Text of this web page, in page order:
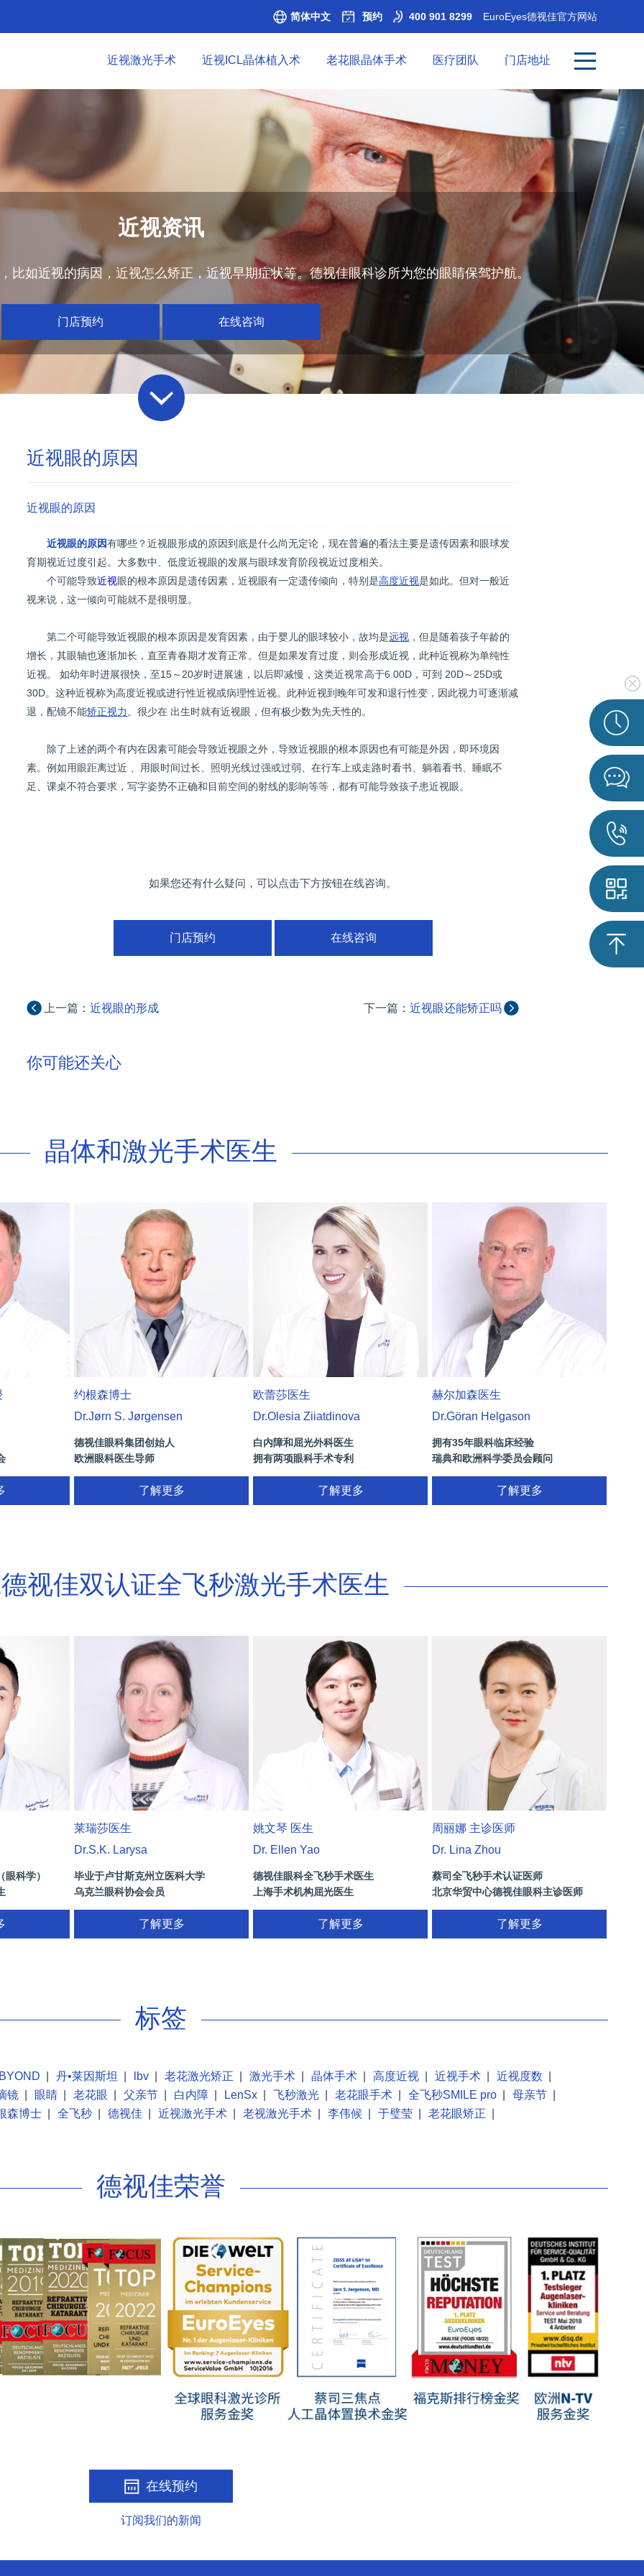
预约 400 901 8299 EuroEyes德视佳官方网站
简体中文
近视激光手术 近视ICL晶体植入术 老花眼晶体手术 医疗团队 门店地址
近视资讯
比如近视的病因，近视怎么矫正，近视早期症状等。德视佳眼科诊所为您的眼睛保驾护航。
门店预约 在线咨询
近视眼的原因
近视眼的原因
近视眼的原因有哪些？近视眼形成的原因到底是什么尚无定论，现在普遍的看法主要是遗传因素和眼球发
育期视近过度引起。大多数中、低度近视眼的发展与眼球发育阶段视近过度相关。
个可能导致近视眼的根本原因是遗传因素，近视眼有一定遗传倾向，特别是高度近视是如此。但对一般近
视来说，这一倾向可能就不是很明显。
第二个可能导致近视眼的根本原因是发育因素，由于婴儿的眼球较小，故均是远视 ，但是随着孩子年龄的
增长，其眼轴也逐渐加长，直至青春期才发育正常。但是如果发育过度，则会形成近视，此种近视称为单纯性
近视。 如幼年时进展很快，至15～20岁时进展速，以后即减慢，这类近视常高于6.00D，可到 20D～25D或
30D。这种近视称为高度近视或进行性近视或病理性近视。此种近视到晚年可发和退行性变，因此视力可逐渐减
退，配镜不能矫正视力 。很少在 出生时就有近视眼，但有极少数为先天性的。
除了上述的两个有内在因素可能会导致近视眼之外，导致近视眼的根本原因也有可能是外因，即环境因
素。例如用眼距离过近 、用眼时间过长、照明光线过强或过弱、在行车上或走路时看书、躺着看书、睡眠不
足、课桌不符合要求，写字姿势不正确和目前空间的射线的影响等等，都有可能导致孩子患近视眼。
如果您还有什么疑问，可以点击下方按钮在线咨询。
门店预约 在线咨询
上一篇：近视眼的形成 下一篇： 近视眼还能矫正吗
你可能还关心
晶体和激光手术医生
/葡萄膜炎/斜
膜病
约根森博士
Dr.Jørn S. Jørgensen
德视佳眼科集团创始人
欧洲眼科医生导师
拥有35年眼科从业经历
了解更多
欧蕾莎医生
Dr.Olesia Ziiatdinova
白内障和屈光外科医生
拥有两项眼科手术专利
技术蔡司研讨会“优异演讲者”
了解更多
赫尔加森医生
Dr.Göran Helgason
拥有35年眼科临床经验
瑞典和欧洲科学委员会顾问
国际眼科组织的成员
多焦点晶体，ICL晶体植入(手术高度近
视)，激光和白内障手术的医生经验
了解更多
视佳双认证全飞秒激光手术医生
科学）
莱瑞莎医生
Dr.S.K. Larysa
毕业于卢甘斯克州立医科大学
乌克兰眼科协会会员
曾参与瑞士SOE AAO会议
视网膜诊断，屈光手术方案制定(包含：
近视，散光，白内障，老花)，Yag手术
了解更多
姚文琴 医生
Dr. Ellen Yao
德视佳眼科全飞秒手术医生
上海手术机构屈光医生
了解更多
周丽娜 主诊医师
Dr. Lina Zhou
蔡司全飞秒手术认证医师
北京华贸中心德视佳眼科主诊医师
了解更多
标签
丹•莱因斯坦 lbv 老花激光矫正 激光手术 晶体手术 高度近视 近视手术 近视度数
镜
眼睛 老花眼 父亲节 白内障 LenSx 飞秒激光 老花眼手术 全飞秒SMILE pro 母亲节
森博士
全飞秒 德视佳 近视激光手术 老视激光手术 李伟候 于璧莹 老花眼矫正
德视佳荣誉
在线预约
订阅我们的新闻